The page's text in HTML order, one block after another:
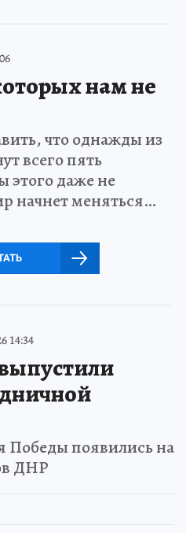
нам не
что однажды из
всего пять
этого даже не
начнет меняться…
14:34
Победы появились на
ДНР